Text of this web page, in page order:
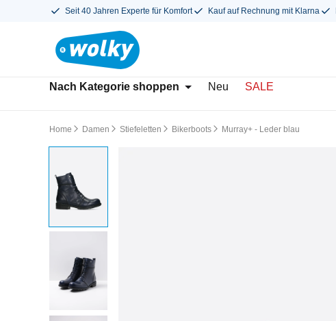
Seit 40 Jahren Experte für Komfort Kauf auf Rechnung mit Klarna
Nach Kategorie shoppen Neu SALE
Home Damen Stiefeletten Bikerboots Murray+ - Leder blau